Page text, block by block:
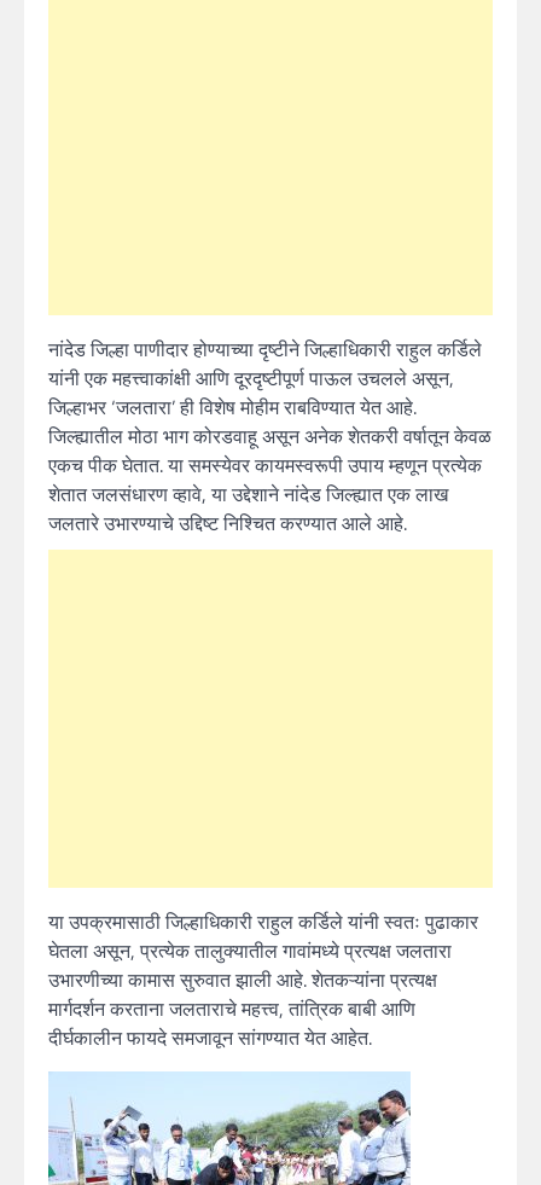
नांदेड जिल्हा पाणीदार होण्याच्या दृष्टीने जिल्हाधिकारी राहुल कर्डिले
यांनी एक महत्त्वाकांक्षी आणि दूरदृष्टीपूर्ण पाऊल उचलले असून,
जिल्हाभर ‘जलतारा’ ही विशेष मोहीम राबविण्यात येत आहे.
जिल्ह्यातील मोठा भाग कोरडवाहू असून अनेक शेतकरी वर्षातून केवळ
एकच पीक घेतात. या समस्येवर कायमस्वरूपी उपाय म्हणून प्रत्येक
शेतात जलसंधारण व्हावे, या उद्देशाने नांदेड जिल्ह्यात एक लाख
जलतारे उभारण्याचे उद्दिष्ट निश्चित करण्यात आले आहे.
या उपक्रमासाठी जिल्हाधिकारी राहुल कर्डिले यांनी स्वतः पुढाकार
घेतला असून, प्रत्येक तालुक्यातील गावांमध्ये प्रत्यक्ष जलतारा
उभारणीच्या कामास सुरुवात झाली आहे. शेतकऱ्यांना प्रत्यक्ष
मार्गदर्शन करताना जलताराचे महत्त्व, तांत्रिक बाबी आणि
दीर्घकालीन फायदे समजावून सांगण्यात येत आहेत.